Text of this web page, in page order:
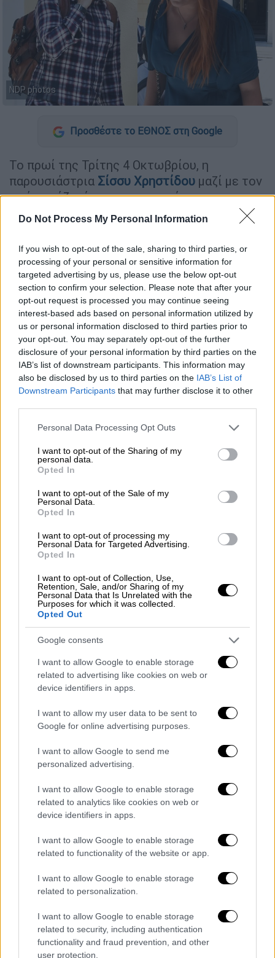
Do Not Process My Personal Information
If you wish to opt-out of the sale, sharing to third parties, or
processing of your personal or sensitive information for
targeted advertising by us, please use the below opt-out
section to confirm your selection. Please note that after your
opt-out request is processed you may continue seeing
interest-based ads based on personal information utilized by
us or personal information disclosed to third parties prior to
your opt-out. You may separately opt-out of the further
disclosure of your personal information by third parties on the
IAB’s list of downstream participants. This information may
also be disclosed by us to third parties on the IAB’s List of
Downstream Participants that may further disclose it to other
Please note that this website/app uses one or more Google
not limited to your visit or usage behaviour. You may click to
grant or deny consent to Google and its third-party tags to
use your data for below specified purposes in below Google
consent section.
Personal Data Processing Opt Outs
I want to opt-out of the Sharing of my
personal data.
Opted In
I want to opt-out of the Sale of my
Personal Data.
Opted In
I want to opt-out of processing my
Personal Data for Targeted Advertising.
Opted In
I want to opt-out of Collection, Use,
Retention, Sale, and/or Sharing of my
Personal Data that Is Unrelated with the
Purposes for which it was collected.
Opted Out
Google consents
I want to allow Google to enable storage
related to advertising like cookies on web or
device identifiers in apps.
I want to allow my user data to be sent to
Google for online advertising purposes.
I want to allow Google to send me
personalized advertising.
I want to allow Google to enable storage
related to analytics like cookies on web or
device identifiers in apps.
I want to allow Google to enable storage
related to functionality of the website or app.
I want to allow Google to enable storage
related to personalization.
I want to allow Google to enable storage
related to security, including authentication
functionality and fraud prevention, and other
user protection.
NDP photos
Προσθέστε το ΕΘΝΟΣ στη Google
Το πρωί της Τρίτης 4 Οκτωβρίου, η
παρουσιάστρια Σίσσυ Χρηστίδου μαζί με τον
πρώην σύζυγό της και γνωστό
τραγουδιστή,
Θοδωρή Μαραντίνη
δικαστήρια
συγκεκριμένα κτίριο 9 της πρώην Σχολής
Ευελπίδων, καθώς
ο frontman των Onirama κατηγορείται
για παραβίαση της καταβολής
τηςδιατροφήςκατά συρροή και κατ'
εξακολούθηση.
Το πρώην ζευγάρι την Τρίτη 5 Οκτωβρίου
συναντήθηκαν στις δικαστικές αίθουσες για
το θέμα της διατροφής των παιδιών τους. Ο
Θοδωρής Μαραντίνης καταδικάστηκε σε 12
μήνες φυλάκιση με τριετή αναστολή,καθώς
δεν κατέβαλε στην παρουσιάστρια το
χρηματικό ποσό που για την διατροφή των
παιδιών τους.
Όπως αποκάλυψε η εκπομπή Super Κατερίνα
ο Θοδωρής Μαραντίνης θα ζητήσει στο
δικαστήριο τη συνεπιμέλεια των παιδιών
του με τη Σίσσυ Χρηστίδου.Μέχρι στιγμής η
παρουσιάστρια δεν έχει αντιδράσει στην
την δικαστική διαμάχη με τον πρώην σύζυγό
της, μακριά από τα φώτα της δημοσιότητας.
Κομισιόν: Μπαίνει προσωρινό πλαφόν
στο φυσικό αέριο - Τι αποφασίστηκε για
το ρωσικό πετρέλαιο
Εξοικονόμηση ενέργειας: Δεν εξετάζει η
κυβέρνηση μειωμένο ωράριο στα
καταστήματα τον χειμώνα
Γεραπετρίτης στο OPEN: Δεν θα
δώσουμε προεκλογικά τίποτα που θα
διακινδυνεύσει την δημοσιονομική
πορεία της χώρας